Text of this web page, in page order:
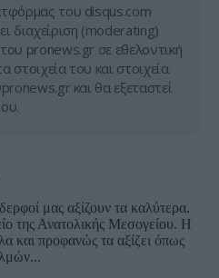
του disqus.com
διαχείριση (moderating)
pronews.gr σε εθελοντική
στοιχεία του και στοιχεία
και θα εξεταστεί